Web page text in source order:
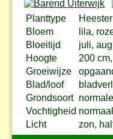
Planttype
Heester
Bloem
lila,
Bloeitijd
juli,
Hoogte
200
Groeiwijze
Blad/loof
Grondsoort
Vochtigheid normaal
Licht
zon,